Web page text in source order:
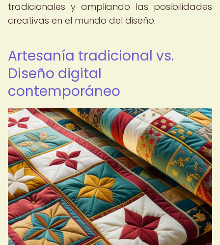
tradicionales y ampliando las posibilidades
creativas en el mundo del diseño.
Artesanía tradicional vs.
Diseño digital
contemporáneo